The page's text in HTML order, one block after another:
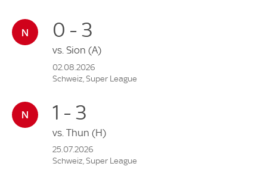
0 - 3
vs. Sion (A)
02.08.2026
Schweiz, Super League
1 - 3
vs. Thun (H)
25.07.2026
Schweiz, Super League